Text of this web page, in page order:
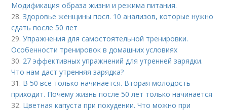
Модификация образа жизни и режима питания.
28.Здоровье женщины посл. 10 анализов, которые нужно
сдать после 50 лет
29.Упражнения для самостоятельной тренировки.
Особенности тренировок в домашних условиях
30. 27 эффективных упражнений для утренней зарядки.
Что нам даст утренняя зарядка?
31. В 50 все только начинается. Вторая молодость
приходит. Почему жизнь после 50 лет только начинается
32. Цветная капуста при похудении. Что можно при